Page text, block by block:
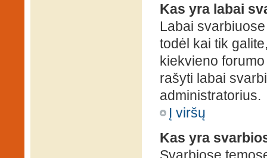
Kas yra labai
Labai
todėl kai tik
kiekvieno
rašyti labai
administratorius.
Į viršų
Kas yra